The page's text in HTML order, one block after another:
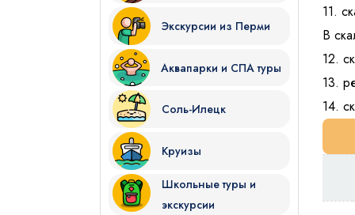
Экскурсии из Перми
Аквапарки и СПА туры
Соль-Илецк
Круизы
Школьные туры и
экскурсии
11.
В
12.
13.
14.